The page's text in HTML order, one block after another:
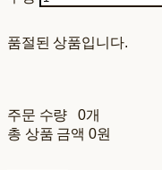
품절된 상품입니다.
주문 수량
0개
총 상품 금액 0원